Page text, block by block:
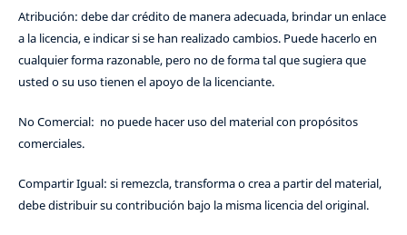
Atribución: debe dar crédito de manera adecuada, brindar un enlace
a la licencia, e indicar si se han realizado cambios. Puede hacerlo en
cualquier forma razonable, pero no de forma tal que sugiera que
usted o su uso tienen el apoyo de la licenciante.
No Comercial: no puede hacer uso del material con propósitos
comerciales.
Compartir Igual: si remezcla, transforma o crea a partir del material,
debe distribuir su contribución bajo la misma licencia del original.